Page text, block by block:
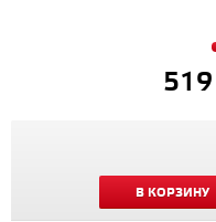
В КОРЗИНУ